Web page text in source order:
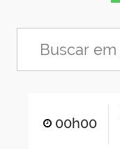
00h00